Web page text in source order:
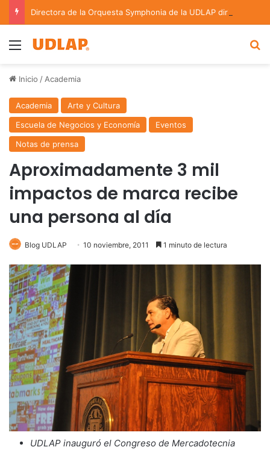
Menu
Inicio / Academia
Academia
Arte y Cultura
Escuela de Negocios y Economía
Eventos
Notas de prensa
Aproximadamente 3 mil
impactos de marca recibe
una persona al día
Blog UDLAP 10 noviembre, 2011 1 minuto de lectura
UDLAP inauguró el Congreso de Mercadotecnia